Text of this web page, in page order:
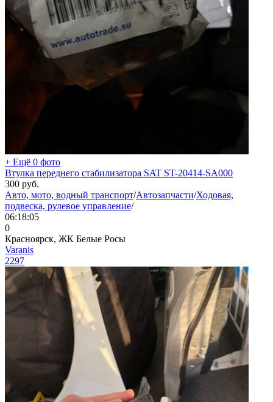
+ Ещё 0 фото
Втулка переднего стабилизатора SAT ST-20414-SA000
300 руб.
Авто, мото, водный транспорт/Автозапчасти/Ходовая,
подвеска, рулевое управление/
06:18:05
0
Красноярск, ЖК Белые Росы
Varanis
2297